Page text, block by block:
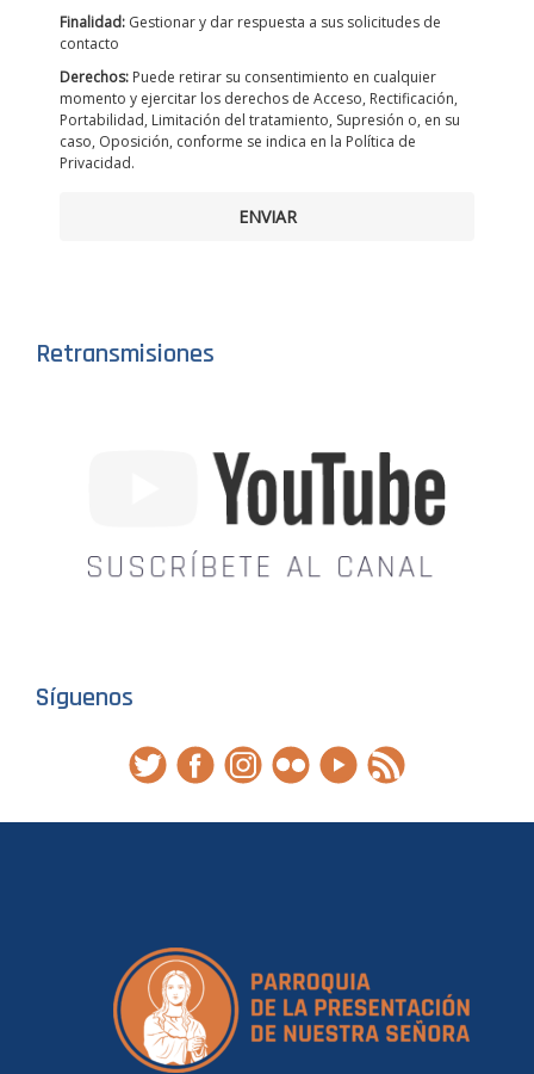
Finalidad: Gestionar y dar respuesta a sus solicitudes de
contacto
Derechos: Puede retirar su consentimiento en cualquier
momento y ejercitar los derechos de Acceso, Rectificación,
Portabilidad, Limitación del tratamiento, Supresión o, en su
caso, Oposición, conforme se indica en la Política de
Privacidad.
ENVIAR
Retransmisiones
Síguenos